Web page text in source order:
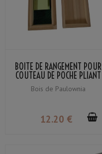
BOITE DE RANGEMENT POUR
COUTEAU DE POCHE PLIANT
HIGONOKAMI
Bois de Paulownia
12.20 €